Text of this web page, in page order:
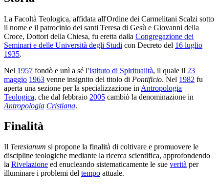
La Facoltà Teologica, affidata all'Ordine dei Carmelitani Scalzi sotto
il nome e il patrocinio dei santi Teresa di Gesù e Giovanni della
Croce, Dottori della Chiesa, fu eretta dalla Congregazione dei
Seminari e delle Università degli Studi con Decreto del 16 luglio
1935.
Nel 1957 fondò e unì a sé l'Istituto di Spiritualità, il quale il 23
maggio 1963 venne insignito del titolo di Pontificio. Nel 1982 fu
aperta una sezione per la specializzazione in Antropologia
Teologica, che dal febbraio 2005 cambiò la denominazione in
Antropologia Cristiana.
Finalità
Il Teresianum si propone la finalità di coltivare e promuovere le
discipline teologiche mediante la ricerca scientifica, approfondendo
la Rivelazione ed enucleando sistematicamente le sue verità per
illuminare i problemi del tempo attuale.